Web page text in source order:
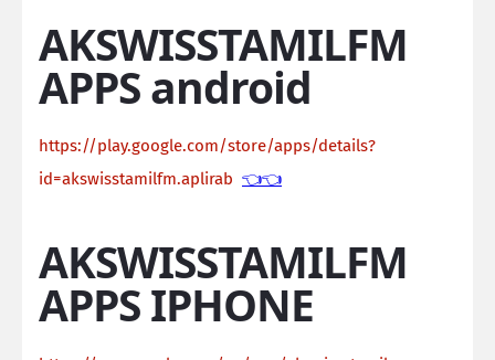
AKSWISSTAMILFM
APPS android
https://play.google.com/store/apps/details?
id=akswisstamilfm.aplirab 👈👈
AKSWISSTAMILFM
APPS IPHONE